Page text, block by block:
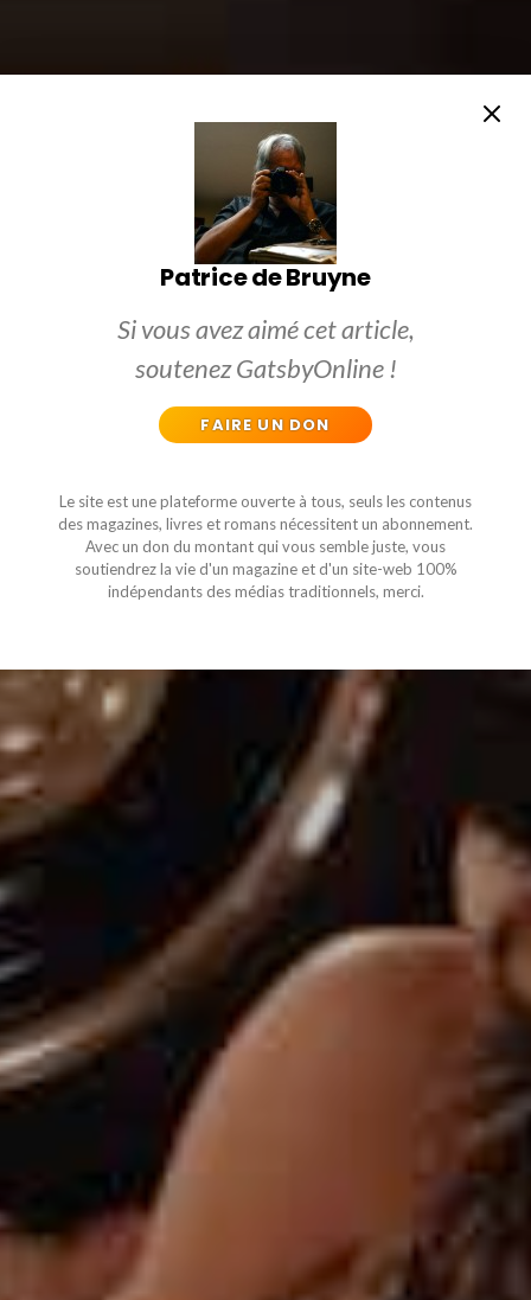
Patrice de Bruyne
Si vous avez aimé cet article,
soutenez GatsbyOnline !
FAIRE UN DON
Le site est une plateforme ouverte à tous, seuls les contenus
des magazines, livres et romans nécessitent un abonnement.
Avec un don du montant qui vous semble juste, vous
soutiendrez la vie d'un magazine et d'un site-web 100%
indépendants des médias traditionnels, merci.